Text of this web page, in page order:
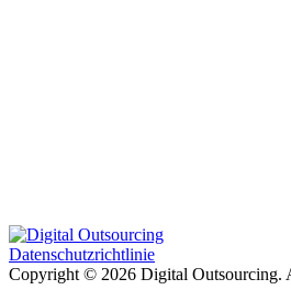
Datenschutzrichtlinie
Copyright © 2026 Digital Outsourcing.